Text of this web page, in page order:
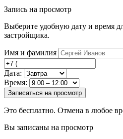
Запись на просмотр
Выберите удобную дату и время
застройщика.
Имя и фамилия
Дата:
Время:
Записаться на просмотр
Это бесплатно. Отмена в любое
Вы записаны на просмотр